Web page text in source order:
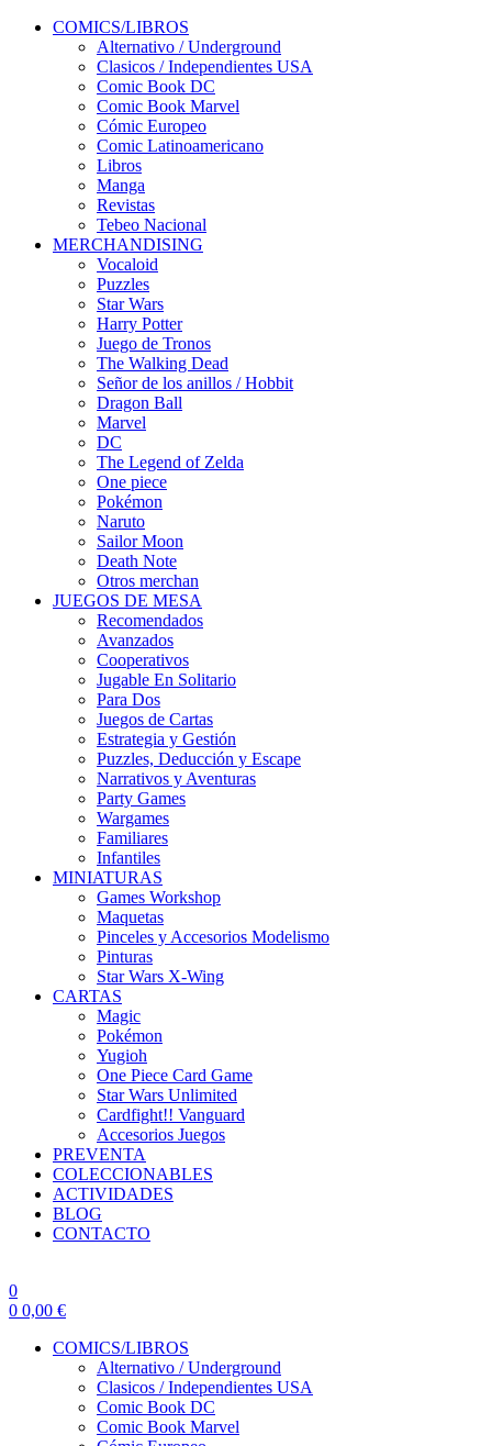
COMICS/LIBROS
Alternativo / Underground
Clasicos / Independientes USA
Comic Book DC
Comic Book Marvel
Cómic Europeo
Comic Latinoamericano
Libros
Manga
Revistas
Tebeo Nacional
MERCHANDISING
Vocaloid
Puzzles
Star Wars
Harry Potter
Juego de Tronos
The Walking Dead
Señor de los anillos / Hobbit
Dragon Ball
Marvel
DC
The Legend of Zelda
One piece
Pokémon
Naruto
Sailor Moon
Death Note
Otros merchan
JUEGOS DE MESA
Recomendados
Avanzados
Cooperativos
Jugable En Solitario
Para Dos
Juegos de Cartas
Estrategia y Gestión
Puzzles, Deducción y Escape
Narrativos y Aventuras
Party Games
Wargames
Familiares
Infantiles
MINIATURAS
Games Workshop
Maquetas
Pinceles y Accesorios Modelismo
Pinturas
Star Wars X-Wing
CARTAS
Magic
Pokémon
Yugioh
One Piece Card Game
Star Wars Unlimited
Cardfight!! Vanguard
Accesorios Juegos
PREVENTA
COLECCIONABLES
ACTIVIDADES
BLOG
CONTACTO
0
0 0,00 €
COMICS/LIBROS
Alternativo / Underground
Clasicos / Independientes USA
Comic Book DC
Comic Book Marvel